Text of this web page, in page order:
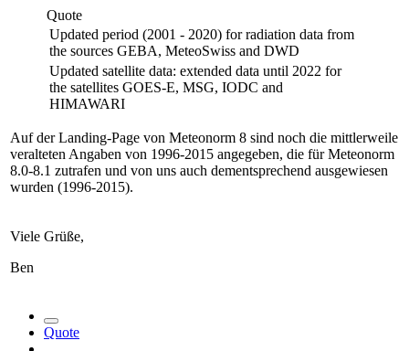
Quote
Updated period (2001 - 2020) for radiation data from
the sources GEBA, MeteoSwiss and DWD
Updated satellite data: extended data until 2022 for
the satellites GOES-E, MSG, IODC and
HIMAWARI
Auf der Landing-Page von Meteonorm 8 sind noch die mittlerweile
veralteten Angaben von 1996-2015 angegeben, die für Meteonorm
8.0-8.1 zutrafen und von uns auch dementsprechend ausgewiesen
wurden (1996-2015).
Viele Grüße,
Ben
Quote